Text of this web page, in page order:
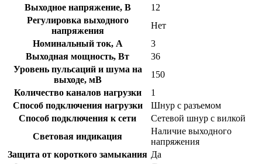
Выходное напряжение, В
12
Регулировка выходного
напряжения
Нет
Номинальный ток, А
3
Выходная мощность, Вт
36
Уровень пульсаций и шума на
выходе, мВ
150
Количество каналов нагрузки
1
Способ подключения нагрузки
Шнур с разъемом
Способ подключения к сети
Сетевой шнур с вилкой
Световая индикация
Наличие выходного
напряжения
Защита от короткого замыкания Да